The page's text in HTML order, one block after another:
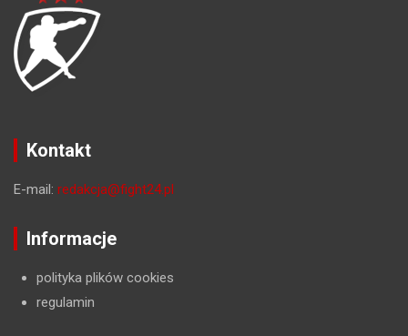
Kontakt
E-mail: redakcja@fight24.pl
Informacje
polityka plików cookies
regulamin